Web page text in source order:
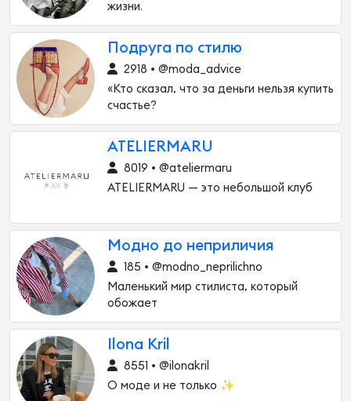
жизни.
Подруга по стилю
2918 • @moda_advice
«Кто сказал, что за деньги нельзя купить
счастье?
ATELIERMARU
8019 • @ateliermaru
ATELIERMARU — это небольшой клуб
Модно до неприличия
185 • @modno_neprilichno
Маленький мир стилиста, который
обожает
Ilona Kril
8551 • @ilonakril
О моде и не только ✨